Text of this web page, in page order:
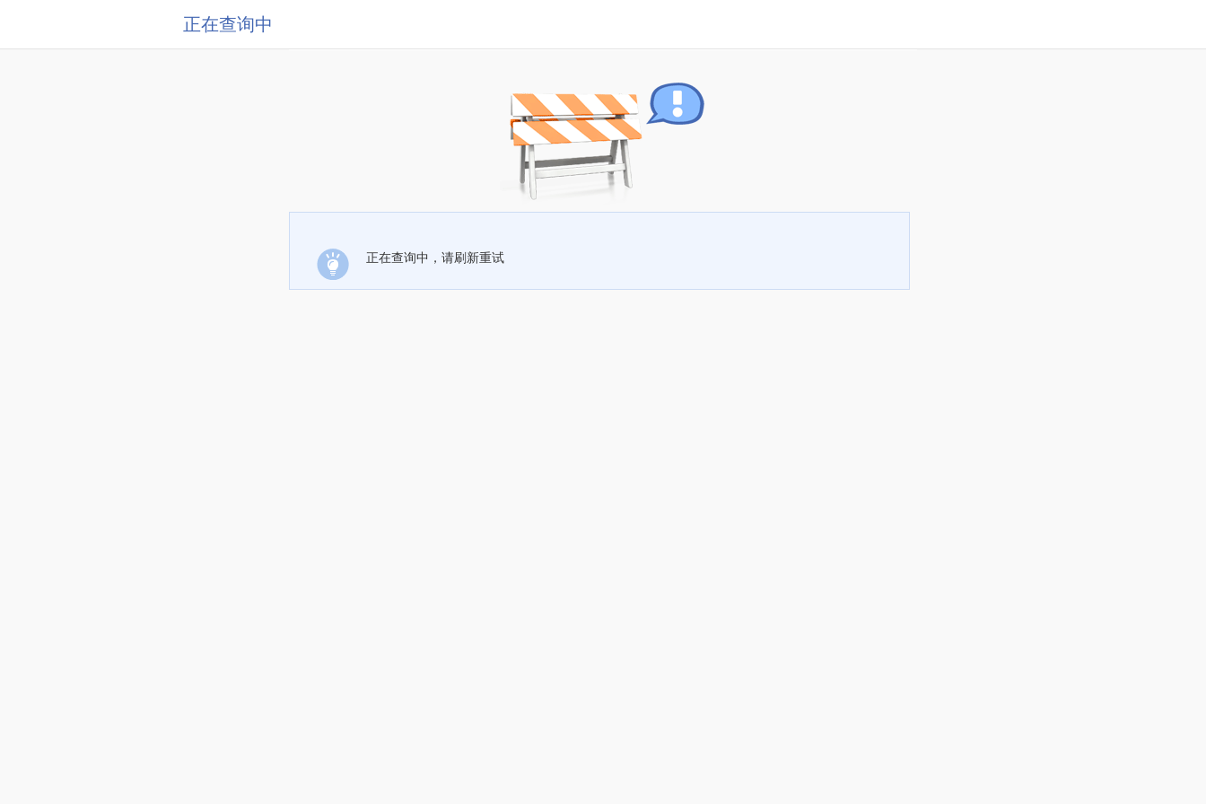
正在查询中
正在查询中，请刷新重试